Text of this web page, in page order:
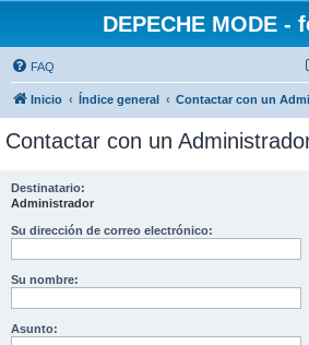
DEPECHE MODE -
FAQ
Inicio Índice general Contactar con un
Contactar con un
Destinatario:
Administrador
Su dirección de correo electrónico:
Su nombre:
Asunto: